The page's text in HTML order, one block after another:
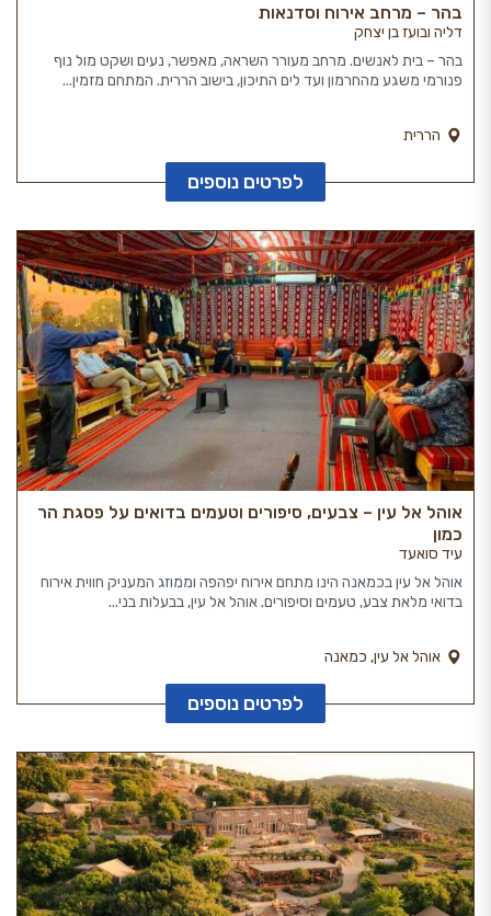
בהר – מרחב אירוח וסדנאות
דליה ובועז בן יצחק
בהר – בית לאנשים. מרחב מעורר השראה, מאפשר, נעים ושקט מול נוף
פנורמי משגע מהחרמון ועד לים התיכון, בישוב הררית. המתחם מזמין...
הררית
לפרטים נוספים
אוהל אל עין – צבעים, סיפורים וטעמים בדואים על פסגת הר
כמון
עיד סואעד
אוהל אל עין בכמאנה הינו מתחם אירוח יפהפה וממוזג המעניק חווית אירוח
בדואי מלאת צבע, טעמים וסיפורים. אוהל אל עין, בבעלות בני...
אוהל אל עין, כמאנה
לפרטים נוספים